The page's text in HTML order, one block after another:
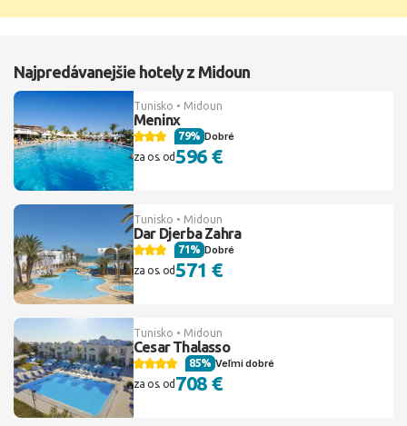
Najpredávanejšie hotely z Midoun
Tunisko • Midoun
Meninx
Dobré
79%
za os. od596 €
Tunisko • Midoun
Dar Djerba Zahra
Dobré
71%
za os. od571 €
Tunisko • Midoun
Cesar Thalasso
Veľmi dobré
85%
za os. od 708 €